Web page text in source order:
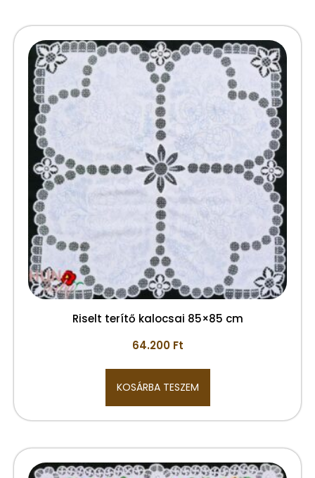
Riselt terítő kalocsai 85×85 cm
64.200 Ft
KOSÁRBA TESZEM